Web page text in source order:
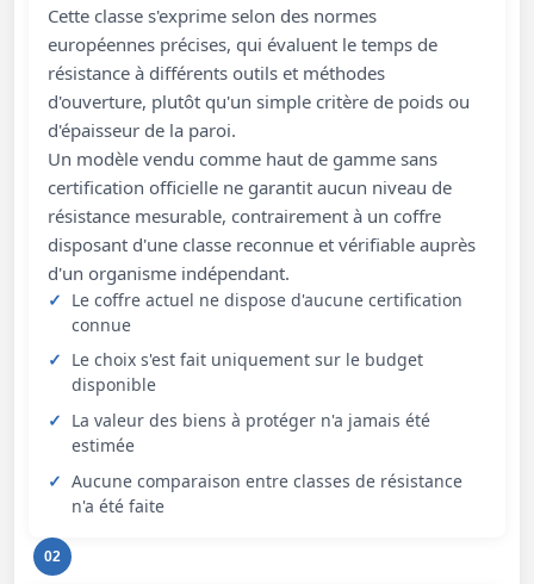
Cette classe s'exprime selon des normes
européennes précises, qui évaluent le temps de
résistance à différents outils et méthodes
d'ouverture, plutôt qu'un simple critère de poids ou
d'épaisseur de la paroi.
Un modèle vendu comme haut de gamme sans
certification officielle ne garantit aucun niveau de
résistance mesurable, contrairement à un coffre
disposant d'une classe reconnue et vérifiable auprès
d'un organisme indépendant.
Le coffre actuel ne dispose d'aucune certification
connue
Le choix s'est fait uniquement sur le budget
disponible
La valeur des biens à protéger n'a jamais été
estimée
Aucune comparaison entre classes de résistance
n'a été faite
02